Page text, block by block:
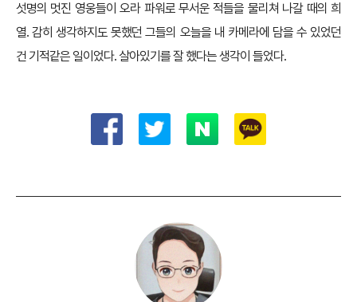
섯명의 멋진 영웅들이 오라 파워로 무서운 적들을 물리쳐 나갈 때의 희
열. 감히 생각하지도 못했던 그들의 오늘을 내 카메라에 담을 수 있었던
건 기적같은 일이었다. 살아있기를 잘 했다는 생각이 들었다.